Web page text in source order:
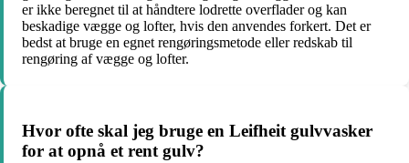
er ikke beregnet til at håndtere lodrette overflader og kan
beskadige vægge og lofter, hvis den anvendes forkert. Det er
bedst at bruge en egnet rengøringsmetode eller redskab til
rengøring af vægge og lofter.
Hvor ofte skal jeg bruge en Leifheit gulvvasker
for at opnå et rent gulv?